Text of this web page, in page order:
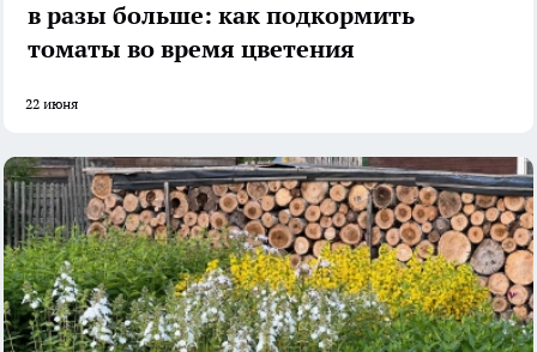
в разы больше: как подкормить
томаты во время цветения
22 июня